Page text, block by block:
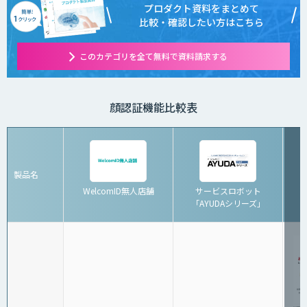
プロダクト資料をまとめて
比較・確認したい方はこちら
このカテゴリを全て無料で資料請求する
顔認証機能比較表
製品名
WelcomID無人店舗
サービスロボット
「AYUDAシリーズ」